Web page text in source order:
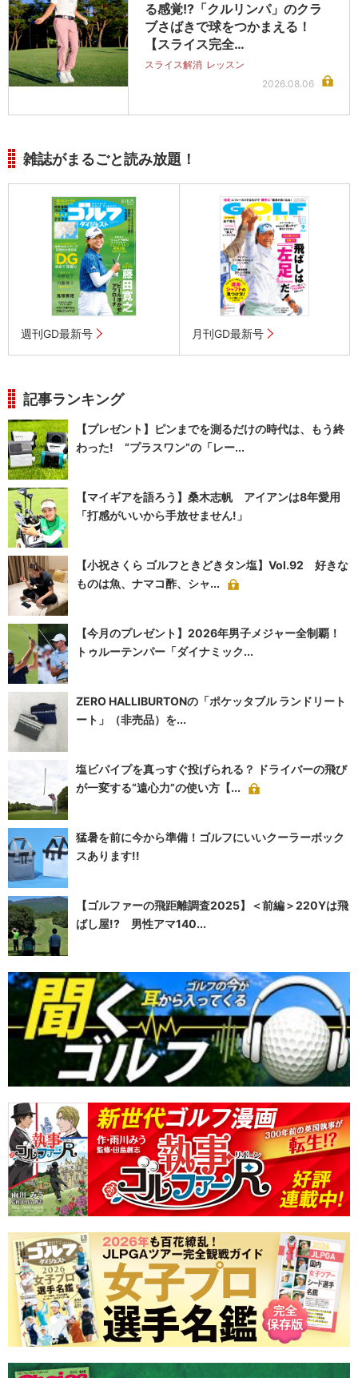
る感覚!?「クルリンパ」のクラ
ブさばきで球をつかまえる！
【スライス完全…
スライス解消 レッスン
2026.08.06
雑誌がまるごと読み放題！
週刊GD最新号 月刊GD最新号
記事ランキング
【プレゼント】ピンまでを測るだけの時代は、もう終
わった! “プラスワン”の「レー...
【マイギアを語ろう】桑木志帆 アイアンは8年愛用
「打感がいいから手放せません!」
【小祝さくら ゴルフときどきタン塩】Vol.92 好きな
ものは魚、ナマコ酢、シャ...
【今月のプレゼント】2026年男子メジャー全制覇！
トゥルーテンパー「ダイナミック...
ZERO HALLIBURTONの「ポケッタブル ランドリート
ート」（非売品）を...
塩ビパイプを真っすぐ投げられる？ ドライバーの飛び
が一変する“遠心力”の使い方【...
猛暑を前に今から準備！ゴルフにいいクーラーボック
スあります!!
【ゴルファーの飛距離調査2025】＜前編＞220Yは飛
ばし屋!? 男性アマ140...